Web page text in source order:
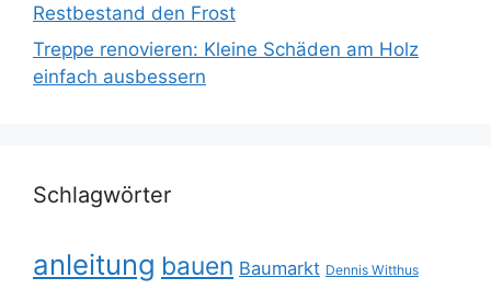
Restbestand den Frost
Treppe renovieren: Kleine Schäden am Holz
einfach ausbessern
Schlagwörter
anleitung bauen Baumarkt Dennis Witthus